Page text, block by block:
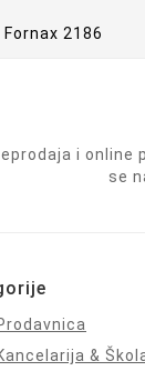
i
se
&